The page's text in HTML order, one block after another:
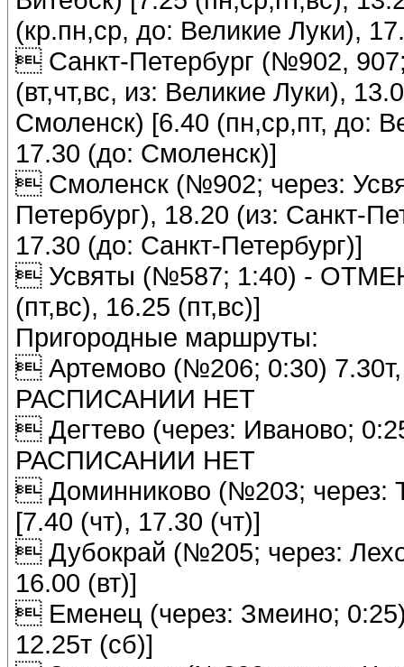
(кр.пн,ср, до: Великие Луки),
 Санкт-Петербург (№902,
(вт,чт,вс, из: Великие Луки),
Смоленск) [6.40 (пн,ср,пт, до:
17.30 (до: Смоленск)]
 Смоленск (№902; через:
Петербург), 18.20 (из: Санкт-
17.30 (до: Санкт-Петербург)]
 Усвяты (№587; 1:40) -
(пт,вс), 16.25 (пт,вс)]
Пригородные маршруты:
 Артемово (№206; 0:30) 7.30т,
РАСПИСАНИИ НЕТ
 Дегтево (через: Иваново;
РАСПИСАНИИ НЕТ
 Доминниково (№203; через:
[7.40 (чт), 17.30 (чт)]
 Дубокрай (№205; через:
16.00 (вт)]
 Еменец (через: Змеино;
12.25т (сб)]